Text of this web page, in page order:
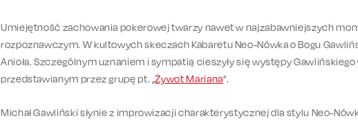
Umiejętność zachowania pokerowej twarzy nawet w najzabawniejszych
rozpoznawczym. W kultowych skeczach Kabaretu Neo-Nówka o Bogu
Anioła. Szczególnym uznaniem i sympatią cieszyły się występy
przedstawianym przez grupę pt. „Żywot Mariana”.
Michał Gawliński słynie z improwizacji charakterystycznej dla stylu Neo-